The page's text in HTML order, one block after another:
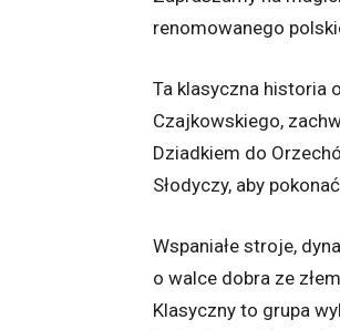
renomowanego
Ta klasyczna historia
Czajkowskiego,
Dziadkiem do
Słodyczy, aby
Wspaniałe stroje,
o walce dobra ze
Klasyczny to grupa